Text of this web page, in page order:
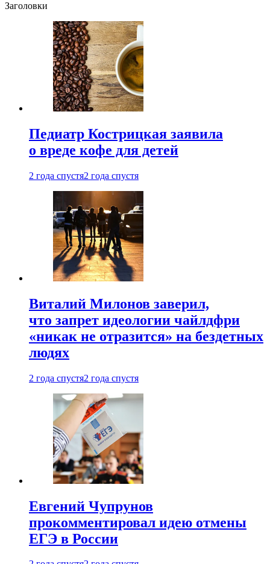
Заголовки
Педиатр Кострицкая заявила
о вреде кофе для детей
2 года спустя2 года спустя
Виталий Милонов заверил,
что запрет идеологии чайлдфри
«никак не отразится» на бездетных
людях
2 года спустя2 года спустя
Евгений Чупрунов
прокомментировал идею отмены
ЕГЭ в России